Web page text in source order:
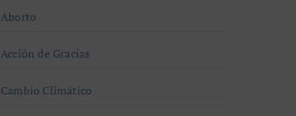
Aborto
Acción de Gracias
Cambio Climático